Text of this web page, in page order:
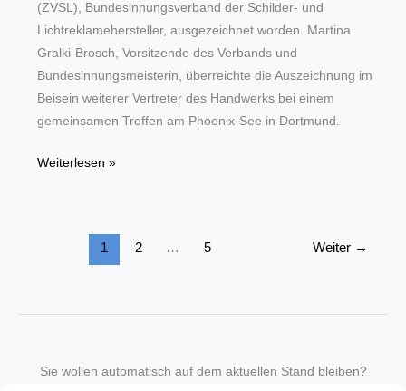
(ZVSL), Bundesinnungsverband der Schilder- und
Lichtreklamehersteller, ausgezeichnet worden. Martina
Gralki-Brosch, Vorsitzende des Verbands und
Bundesinnungsmeisterin, überreichte die Auszeichnung im
Beisein weiterer Vertreter des Handwerks bei einem
gemeinsamen Treffen am Phoenix-See in Dortmund.
Schilder-
MdB
Weiterlesen »
1 2 … 5 Weiter →
Sie wollen automatisch auf dem aktuellen Stand bleiben?